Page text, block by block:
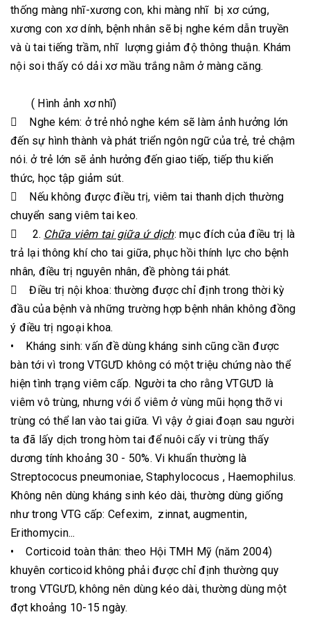
thống màng nhĩ-xương con, khi màng nhĩ bị xơ cứng,
xương con xơ dính, bệnh nhân sẽ bị nghe kém dẫn truyền
và ù tai tiếng trầm, nhĩ lượng giảm độ thông thuận. Khám
nội soi thấy có dải xơ mầu trắng nằm ở màng căng.
( Hình ảnh xơ nhĩ)
 Nghe kém: ở trẻ nhỏ nghe kém sẽ làm ảnh hưởng lớn
đến sự hình thành và phát triển ngôn ngữ của trẻ, trẻ chậm
nói. ở trẻ lớn sẽ ảnh hưởng đến giao tiếp, tiếp thu kiến
thức, học tập giảm sút.
 Nếu không được điều trị, viêm tai thanh dịch thường
chuyển sang viêm tai keo.
 2. Chữa viêm tai giữa ứ dịch: mục đích của điều trị là
trả lại thông khí cho tai giữa, phục hồi thính lực cho bệnh
nhân, điều trị nguyên nhân, đề phòng tái phát.
 Điều trị nội khoa: thường được chỉ định trong thời kỳ
đầu của bệnh và những trường hợp bệnh nhân không đồng
ý điều trị ngoại khoa.
• Kháng sinh: vấn đề dùng kháng sinh cũng cần được
bàn tới vì trong VTGƯD không có một triệu chứng nào thể
hiện tình trạng viêm cấp. Người ta cho rằng VTGƯD là
viêm vô trùng, nhưng với ổ viêm ở vùng mũi họng thỡ vi
trùng có thể lan vào tai giữa. Vì vậy ở giai đoạn sau người
ta đã lấy dịch trong hòm tai để nuôi cấy vi trùng thấy
dương tính khoảng 30 - 50%. Vi khuẩn thường là
Streptococus pneumoniae, Staphylococus , Haemophilus.
Không nên dùng kháng sinh kéo dài, thường dùng giống
như trong VTG cấp: Cefexim, zinnat, augmentin,
Erithomycin...
• Corticoid toàn thân: theo Hội TMH Mỹ (năm 2004)
khuyên corticoid không phải được chỉ định thường quy
trong VTGƯD, không nên dùng kéo dài, thường dùng một
đợt khoảng 10-15 ngày.